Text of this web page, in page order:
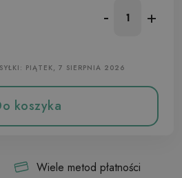
- +
PIĄTEK, 7 SIERPNIA 2026
koszyka
Wiele metod płatności